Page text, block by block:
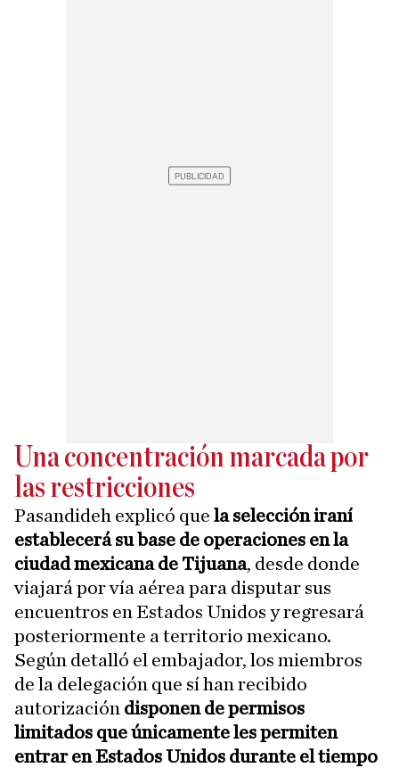
Una concentración marcada por
las restricciones
Pasandideh explicó que la selección iraní
establecerá su base de operaciones en la
ciudad mexicana de Tijuana, desde donde
viajará por vía aérea para disputar sus
encuentros en Estados Unidos y regresará
posteriormente a territorio mexicano.
Según detalló el embajador, los miembros
de la delegación que sí han recibido
autorización disponen de permisos
limitados que únicamente les permiten
entrar en Estados Unidos durante el tiempo